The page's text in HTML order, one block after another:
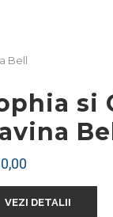
Bell
si
VEZI DETALII